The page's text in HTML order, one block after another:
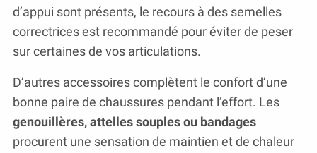
d’appui sont présents, le recours à des semelles
correctrices est recommandé pour éviter de peser
sur certaines de vos articulations.
D’autres accessoires complètent le confort d’une
bonne paire de chaussures pendant l’effort. Les
genouillères, attelles souples ou bandages
procurent une sensation de maintien et de chaleur